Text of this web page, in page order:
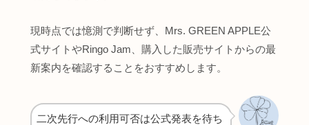
現時点では憶測で判断せず、Mrs. GREEN APPLE公
式サイトやRingo Jam、購入した販売サイトからの最
新案内を確認することをおすすめします。
二次先行への利用可否は公式発表を待ち